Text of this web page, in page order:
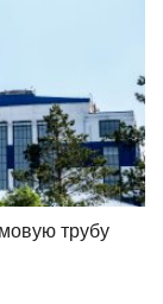
трубу